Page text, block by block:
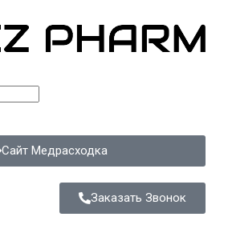
Сайт Медрасходка
Заказать Звонок